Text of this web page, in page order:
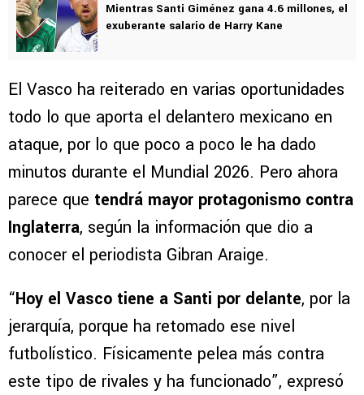
Mientras Santi Giménez gana 4.6 millones, el
exuberante salario de Harry Kane
El Vasco ha reiterado en varias oportunidades
todo lo que aporta el delantero mexicano en
ataque, por lo que poco a poco le ha dado
minutos durante el Mundial 2026. Pero ahora
parece que tendrá mayor protagonismo contra
Inglaterra, según la información que dio a
conocer el periodista Gibran Araige.
“Hoy el Vasco tiene a Santi por delante, por la
jerarquía, porque ha retomado ese nivel
futbolístico. Físicamente pelea más contra
este tipo de rivales y ha funcionado”, expresó